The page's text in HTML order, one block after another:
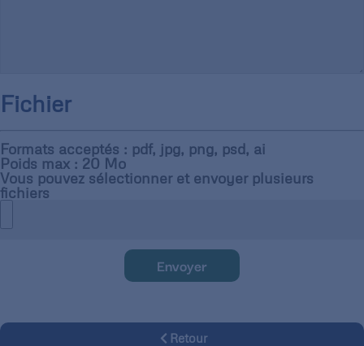
Fichier
Formats acceptés : pdf, jpg, png, psd, ai
Poids max : 20 Mo
Vous pouvez sélectionner et envoyer plusieurs
fichiers
Envoyer
Retour